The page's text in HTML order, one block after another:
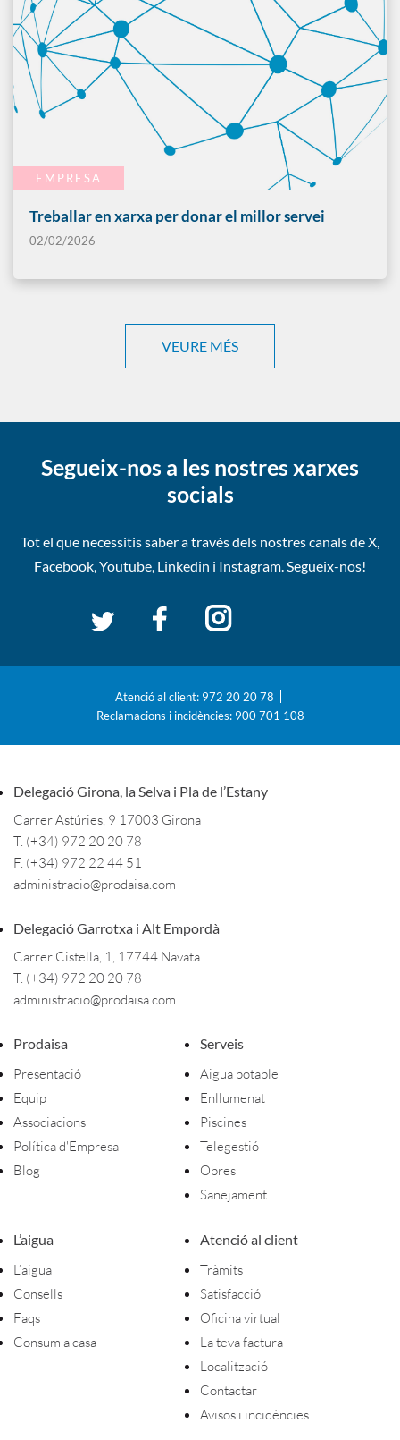
EMPRESA
Treballar en xarxa per donar el millor servei
02/02/2026
VEURE MÉS
Segueix-nos a les nostres xarxes
socials
Tot el que necessitis saber a través dels nostres canals deX,
Facebook, Youtube, Linkedin i Instagram. Segueix-nos!
Atenció al client: 972 20 20 78
Reclamacions i incidències: 900 701 108
Delegació Girona, la Selva i Pla de l’Estany
Carrer Astúries, 9 17003 Girona
T. (+34) 972 20 20 78
F. (+34) 972 22 44 51
administracio@prodaisa.com
Delegació Garrotxa i Alt Empordà
Carrer Cistella, 1, 17744 Navata
T. (+34) 972 20 20 78
administracio@prodaisa.com
Prodaisa
Presentació
Equip
Associacions
Política d'Empresa
Blog
Serveis
Aigua potable
Enllumenat
Piscines
Telegestió
Obres
Sanejament
L’aigua
L’aigua
Consells
Faqs
Consum a casa
Atenció al client
Tràmits
Satisfacció
Oficina virtual
La teva factura
Localització
Contactar
Avisos i incidències